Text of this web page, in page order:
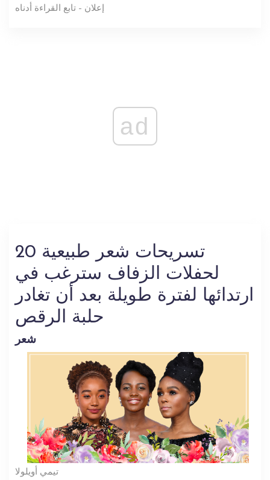
إعلان - تابع القراءة أدناه
ad
20 تسريحات شعر طبيعية
لحفلات الزفاف سترغب في
ارتدائها لفترة طويلة بعد أن تغادر
حلبة الرقص
شعر
تيمي أويلولا